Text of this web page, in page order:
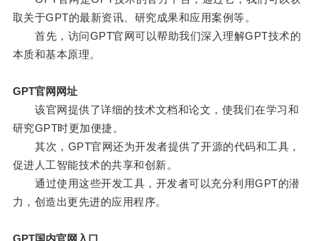
取关于GPT的最新资讯、研究成果和应用案例等。
首先，访问GPT官网可以帮助我们深入理解GPT技术的
本质和基本原理。
GPT官网网址
该官网提供了详细的技术文档和论文，使我们在学习和
研究GPT时更加便捷。
其次，GPT官网还为开发者提供了开源的代码和工具，
促进人工智能技术的共享和创新。
通过使用这些开发工具，开发者可以充分利用GPT的潜
力，创造出更先进的应用程序。